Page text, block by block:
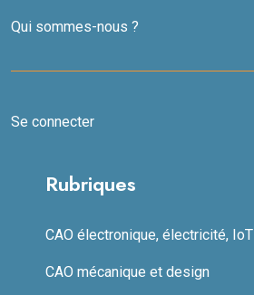
Qui sommes-nous ?
Se connecter
Rubriques
CAO électronique, électricité, IoT
CAO mécanique et design